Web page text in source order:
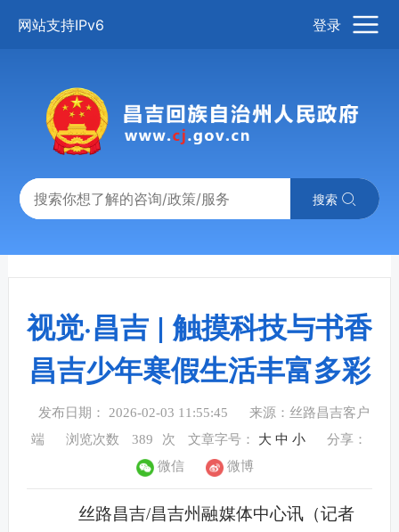
网站支持IPv6 登录
搜索
视觉·昌吉 | 触摸科技与书香
昌吉少年寒假生活丰富多彩
发布日期： 2026-02-03 11:55:45
来源：丝路昌吉客户
端
浏览次数 389 次 文章字号： 大 中 小
分享：
微信
微博
丝路昌吉/昌吉州融媒体中心讯（记者